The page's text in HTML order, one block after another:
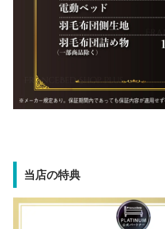
当店の特典